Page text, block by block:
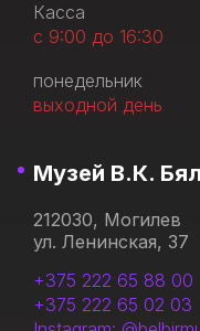
Касса
с 9:00 до 16:30
понедельник
выходной день
Музей В.К.
212030, Могилев
ул. Ленинская, 37
+375 222 65 88 00
+375 222 65 02 03